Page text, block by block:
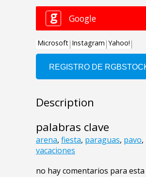
Description
palabras clave
arena, fiesta, paraguas, pavo,
vacaciones
no hay comentarios para